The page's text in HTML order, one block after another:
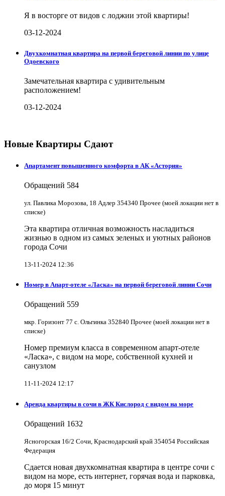
Я в восторге от видов с лоджии этой квартиры!
03-12-2024
Двухкомнатная квартира на первой береговой линии по улице
Одоевского
Замечательная квартира с удивительным
расположением!
03-12-2024
Новые Квартиры Сдают
Апартамент повышенного комфорта в АК «Астория»
Обращений 584
ул. Павлика Морозова, 18 Адлер 354340 Прочее (моей локации нет в
списке)
Эта квартира отличная возможность насладиться
жизнью в одном из самых зеленых и уютных районов
города Сочи
13-11-2024 12:36
Номер в Апарт-отеле «Ласка» на первой береговой линии Сочи
Обращений 559
мкр. Горизонт 77 с. Ольгинка 352840 Прочее (моей локации нет в
списке)
Номер премиум класса в современном апарт-отеле
«Ласка», с видом на море, собственной кухней и
санузлом
11-11-2024 12:17
Аренда квартиры в сочи в ЖК Кислород с видом на море
Обращений 1632
Ясногорская 16/2 Сочи, Краснодарский край 354054 Российская
Федерация
Сдается новая двухкомнатная квартира в центре сочи с
видом на море, есть интернет, горячая вода и парковка,
до моря 15 минут